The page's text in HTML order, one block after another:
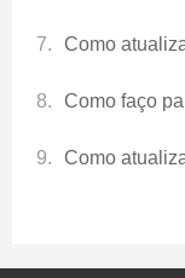
Como
Como faço
Como